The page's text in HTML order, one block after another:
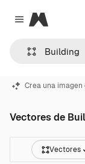
Close menu
Magnific
Crea una imagen
Vectores de
Vectores